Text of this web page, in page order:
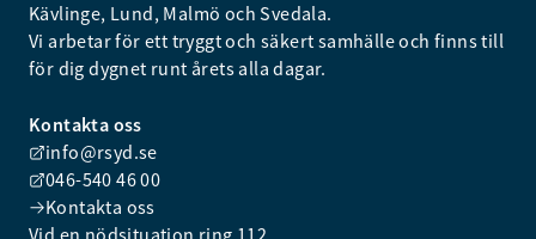
Kävlinge, Lund, Malmö och Svedala.
Vi arbetar för ett tryggt och säkert samhälle och finns till
för dig dygnet runt årets alla dagar.
Kontakta oss
info@rsyd.se
046-540 46 00
Kontakta oss